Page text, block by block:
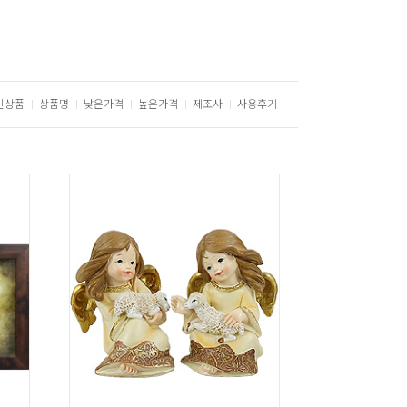
상품 상품명 낮은가격 높은가격 제조사 사용후기